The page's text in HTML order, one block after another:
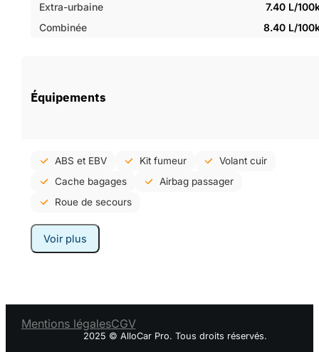
Extra-urbaine
7.40 L/
Combinée
8.40 L/
Équipements
ABS et EBV Kit fumeur
Volant cuir
Cache bagages
Airbag passager
Roue de secours
Voir plus
Mentions légalesCGV
2025 © AlloCar Pro. Tous droits réservés.